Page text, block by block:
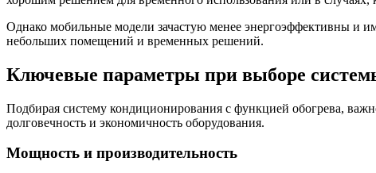
Однако мобильные модели зачастую менее энергоэффективны и
небольших помещений и временных решений.
Ключевые параметры при выборе
Подбирая систему кондиционирования с функцией обогрева,
долговечность и экономичность оборудования.
Мощность и производительность